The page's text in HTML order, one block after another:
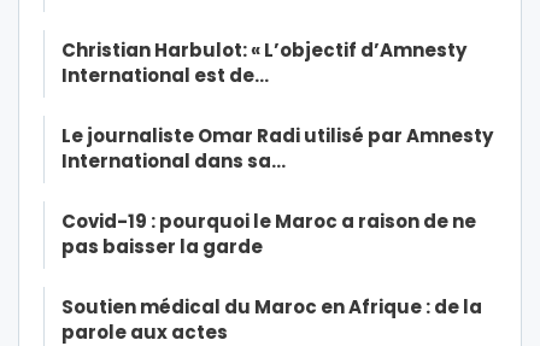
Christian Harbulot: « L’objectif d’Amnesty
International est de…
Le journaliste Omar Radi utilisé par Amnesty
International dans sa…
Covid-19 : pourquoi le Maroc a raison de ne
pas baisser la garde
Soutien médical du Maroc en Afrique : de la
parole aux actes